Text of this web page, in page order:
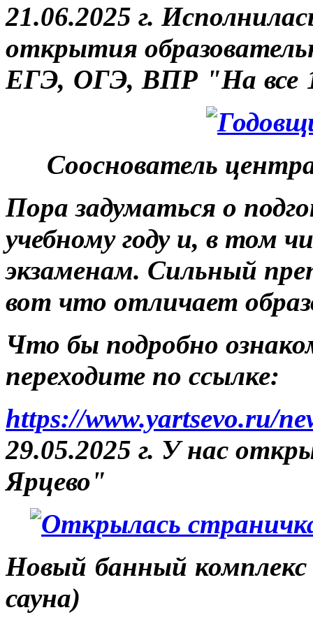
21.06.2025 г.
открытия
ЕГЭ, ОГЭ, ВПР "На все
Сооснователь
Пора задуматься о
учебному году и, в том
экзаменам. Сильный
вот что отличает
Что бы подробно
переходите по ссылке:
https://www.yartsevo.ru/
29.05.2025 г. У нас
Ярцево"
Новый банный комплекс
сауна)